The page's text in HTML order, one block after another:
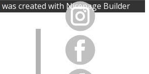
was created with Nicepage Builder